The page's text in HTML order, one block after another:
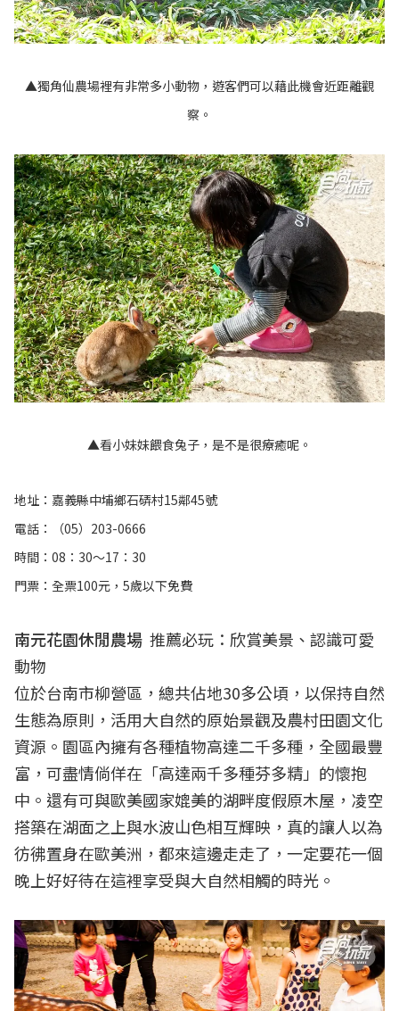
▲獨角仙農場裡有非常多小動物，遊客們可以藉此機會近距離觀
察。
▲看小妹妹餵食兔子，是不是很療癒呢。
地址：嘉義縣中埔鄉石硦村15鄰45號
電話：（05）203-0666
時間：08：30～17：30
門票：全票100元，5歲以下免費
南元花園休閒農場 推薦必玩：欣賞美景、認識可愛
動物
位於台南市柳營區，總共佔地30多公頃，以保持自然
生態為原則，活用大自然的原始景觀及農村田園文化
資源。園區內擁有各種植物高達二千多種，全國最豐
富，可盡情倘佯在「高達兩千多種芬多精」的懷抱
中。還有可與歐美國家媲美的湖畔度假原木屋，凌空
搭築在湖面之上與水波山色相互輝映，真的讓人以為
彷彿置身在歐美洲，都來這邊走走了，一定要花一個
晚上好好待在這裡享受與大自然相觸的時光。